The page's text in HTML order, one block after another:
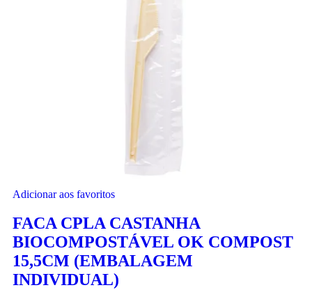
Adicionar aos favoritos
FACA CPLA CASTANHA
BIOCOMPOSTÁVEL OK COMPOST
15,5CM (EMBALAGEM
INDIVIDUAL)